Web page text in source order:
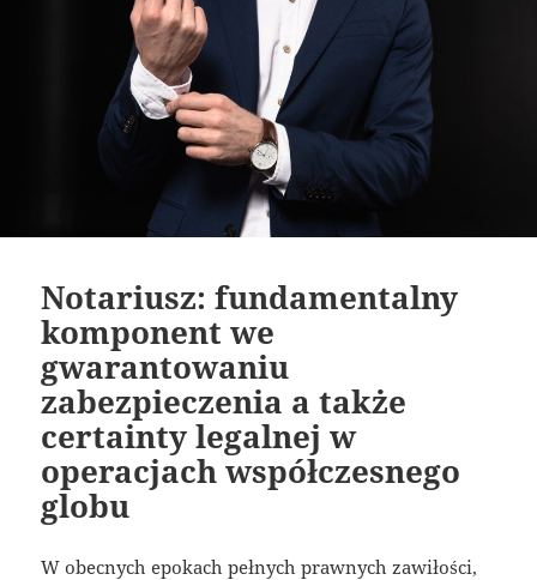
Notariusz: fundamentalny
komponent we
gwarantowaniu
zabezpieczenia a także
certainty legalnej w
operacjach współczesnego
globu
W obecnych epokach pełnych prawnych zawiłości,